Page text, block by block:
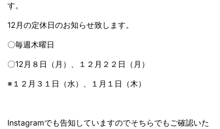
す。
12月の定休日のお知らせ致します。
〇毎週木曜日
〇12月８日（月）、１２月２２日（月）
※１２月３１日（水）、１月１日（木）
Instagramでも告知していますのでそちらでもご確認いた